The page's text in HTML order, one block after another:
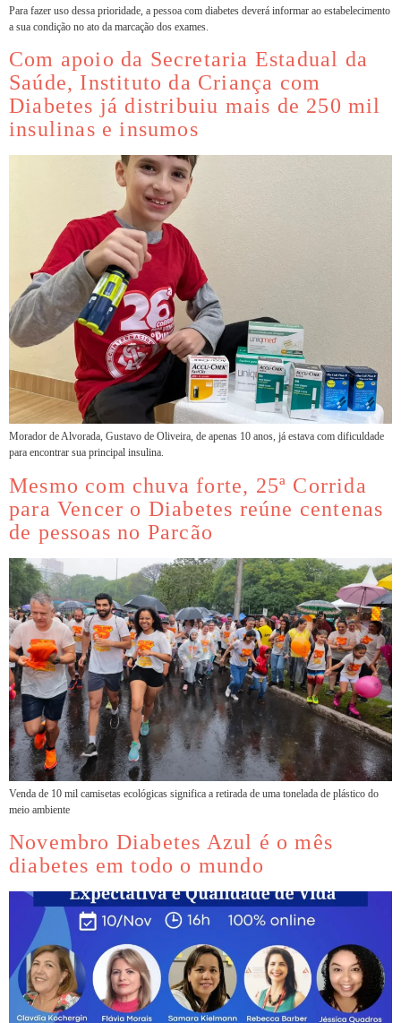
Para fazer uso dessa prioridade, a pessoa com diabetes deverá informar ao estabelecimento
a sua condição no ato da marcação dos exames.
Com apoio da Secretaria Estadual da
Saúde, Instituto da Criança com
Diabetes já distribuiu mais de 250 mil
insulinas e insumos
Morador de Alvorada, Gustavo de Oliveira, de apenas 10 anos, já estava com dificuldade
para encontrar sua principal insulina.
Mesmo com chuva forte, 25ª Corrida
para Vencer o Diabetes reúne centenas
de pessoas no Parcão
Venda de 10 mil camisetas ecológicas significa a retirada de uma tonelada de plástico do
meio ambiente
Novembro Diabetes Azul é o mês
diabetes em todo o mundo